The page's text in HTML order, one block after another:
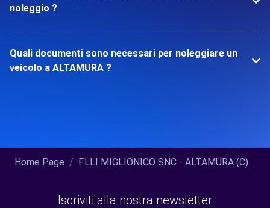
noleggio ?
Quali documenti sono necessari per noleggiare un
veicolo a ALTAMURA ?
Home Page F.LLI MIGLIONICO SNC - ALTAMURA (C)...
Iscriviti alla nostra newsletter